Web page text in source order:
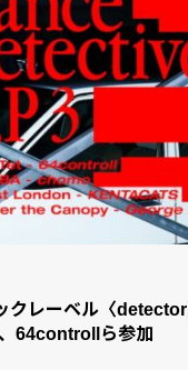
クレーベル〈
64controllら参加